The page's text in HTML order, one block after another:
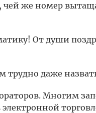
чей же номер
От души
трудно даже
Многим